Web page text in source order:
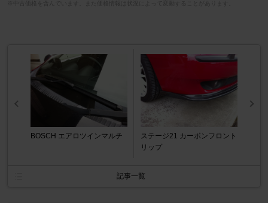
BOSCH エアロツインマルチ
ステージ21 カーボンフロント
リップ
記事一覧